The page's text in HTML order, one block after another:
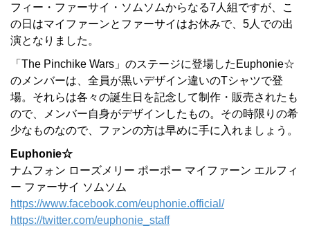
フィー・ファーサイ・ソムソムからなる7人組ですが、こ
の日はマイファーンとファーサイはお休みで、5人での出
演となりました。
「The Pinchike Wars」のステージに登場したEuphonie☆
のメンバーは、全員が黒いデザイン違いのTシャツで登
場。それらは各々の誕生日を記念して制作・販売されたも
ので、メンバー自身がデザインしたもの。その時限りの希
少なものなので、ファンの方は早めに手に入れましょう。
Euphonie☆
ナムフォン ローズメリー ポーポー マイファーン エルフィ
ー ファーサイ ソムソム
https://www.facebook.com/euphonie.official/
https://twitter.com/euphonie_staff